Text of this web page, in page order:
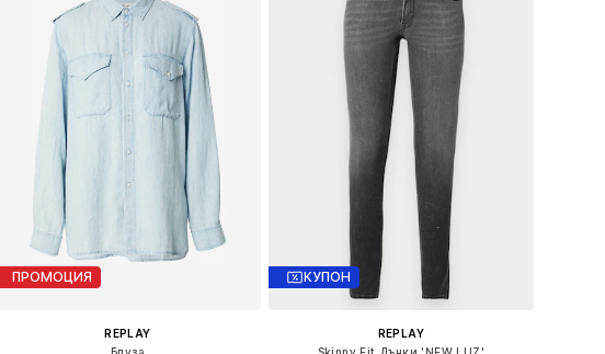
ПРОМОЦИЯ
REPLAY
КУПОН
REPLAY